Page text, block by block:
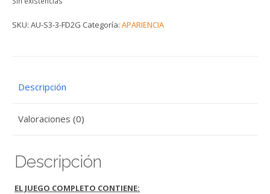
SKU: AU-S3-3-FD2G Categoría: APARIENCIA
Descripción
Valoraciones (0)
Descripción
EL JUEGO COMPLETO CONTIENE: